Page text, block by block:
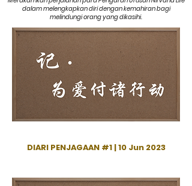
dalam melengkapkan diri dengan kemahiran bagi
melindungi orang yang dikasihi.
DIARI PENJAGAAN #1 | 10 Jun 2023